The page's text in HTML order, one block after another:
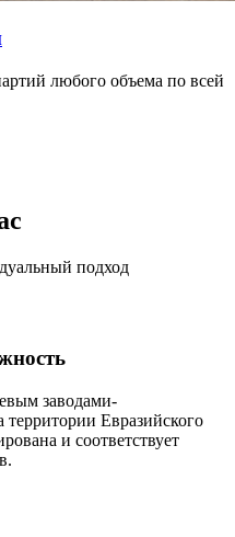
любого объема по всей
подход
заводами-
Евразийского
и соответствует